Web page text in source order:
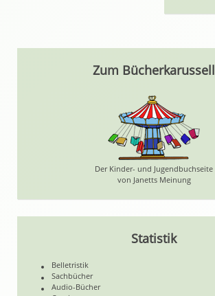
Zum Bücherkarussell
Der Kinder- und Jugendbuchseite
von Janetts Meinung
Statistik
Belletristik
Sachbücher
Audio-Bücher